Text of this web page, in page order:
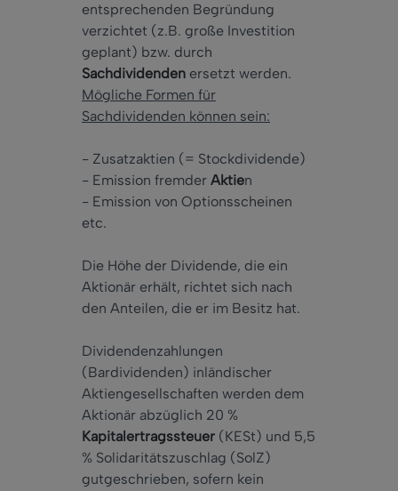
entsprechenden Begründung
verzichtet (z.B. große Investition
geplant) bzw. durch
Sachdividenden ersetzt werden.
Mögliche Formen für
Sachdividenden können sein:
- Zusatzaktien (= Stockdividende)
- Emission fremder Aktien
- Emission von Optionsscheinen
etc.
Die Höhe der Dividende, die ein
Aktionär erhält, richtet sich nach
den Anteilen, die er im Besitz hat.
Dividendenzahlungen
(Bardividenden) inländischer
Aktiengesellschaften werden dem
Aktionär abzüglich 20 %
Kapitalertragssteuer (KESt) und 5,5
% Solidaritätszuschlag (SolZ)
gutgeschrieben, sofern kein